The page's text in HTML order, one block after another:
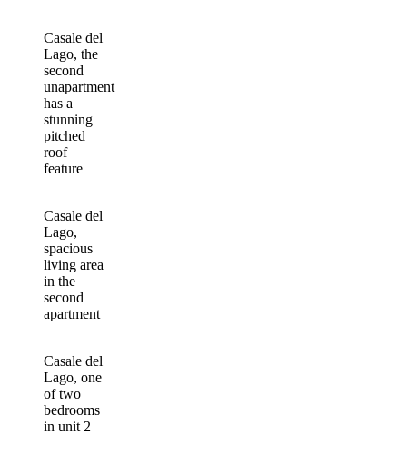
Casale del
Lago, the
second
unapartment
has a
stunning
pitched
roof
feature
Casale del
Lago,
spacious
living area
in the
second
apartment
Casale del
Lago, one
of two
bedrooms
in unit 2